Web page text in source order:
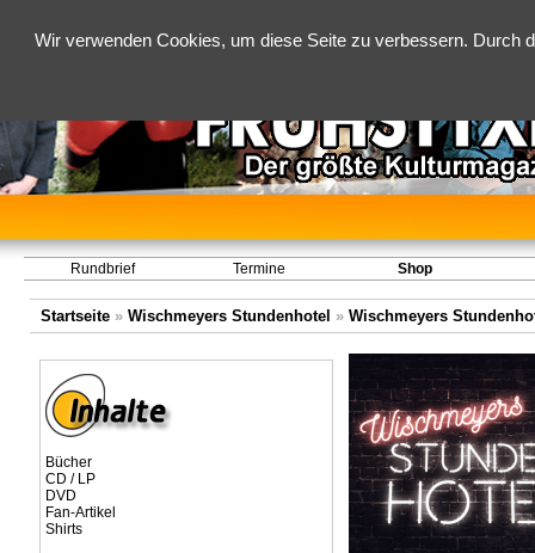
Wir verwenden Cookies, um diese Seite zu verbessern.
Rundbrief Termine Shop
Startseite» Wischmeyers Stundenhotel » Wischmeyers
Bücher
CD / LP
DVD
Fan-Artikel
Shirts